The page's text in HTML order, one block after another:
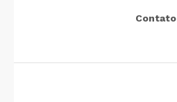
Contato